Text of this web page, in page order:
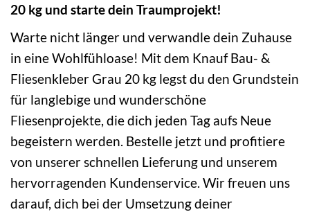
20 kg und starte dein Traumprojekt!
Warte nicht länger und verwandle dein Zuhause
in eine Wohlfühloase! Mit dem Knauf Bau- &
Fliesenkleber Grau 20 kg legst du den Grundstein
für langlebige und wunderschöne
Fliesenprojekte, die dich jeden Tag aufs Neue
begeistern werden. Bestelle jetzt und profitiere
von unserer schnellen Lieferung und unserem
hervorragenden Kundenservice. Wir freuen uns
darauf, dich bei der Umsetzung deiner